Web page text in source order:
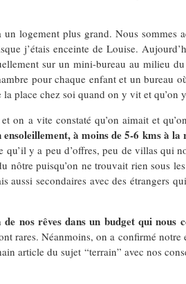
logement plus grand. Nous sommes
j’étais enceinte de Louise.
sur un mini-bureau au milieu
pour chaque enfant et un bureau
place chez soi quand on y vit et qu’on
on a vite constaté qu’on aimait et
à moins de 5-6 kms à la
y a peu d’offres, peu de villas qui
nôtre puisqu’on ne trouvait rien sous
secondaires avec des étrangers
nos rêves dans un budget qui nous
rares. Néanmoins, on a confirmé
article du sujet “terrain” avec nos